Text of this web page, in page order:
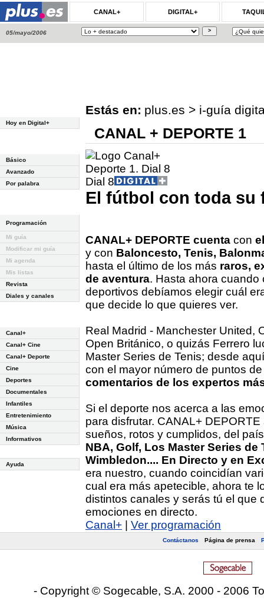
CANAL+ DIGITAL+
05/mayo/2006
Hoy en Digital+
Básico
Avanzado
Por palabra
Programación
Mi guía
Modificar mi guía
Mi agenda
Mis listas
Revista
Diales y canales
Canal+
Canal+ Cine
Canal+ Deporte
Cine
Deportes
Documentales
Infantiles
Entretenimiento
Música
Informativos
Ayuda
Estás en: plus.es > i-guía
CANAL + DEPORTE 1
Dial 8
El fútbol con toda su
CANAL+ DEPORTE cuenta con
y con Baloncesto, Tenis,
hasta el último de los más raros,
de aventura. Hasta ahora
deportivos debíamos elegir cuál
que decide lo que quieres ver.
Real Madrid - Manchester United,
Open Británico, o quizás Ferrero
Master Series de Tenis; desde
con el mayor número de puntos
comentarios de los expertos
Si el deporte nos acerca a las
para disfrutar. CANAL+
sueños, rotos y cumplidos, del
NBA, Golf, Los Master Series de
Wimbledon.... En Directo y en
era nuestro, cuando coincidían
cual era más apetecible, ahora te
distintos canales y serás tú el que
emociones en directo.
Canal+
Ver programación
Contáctanos Página de prensa
- Copyright © Sogecable, S.A. 2000 - 2006